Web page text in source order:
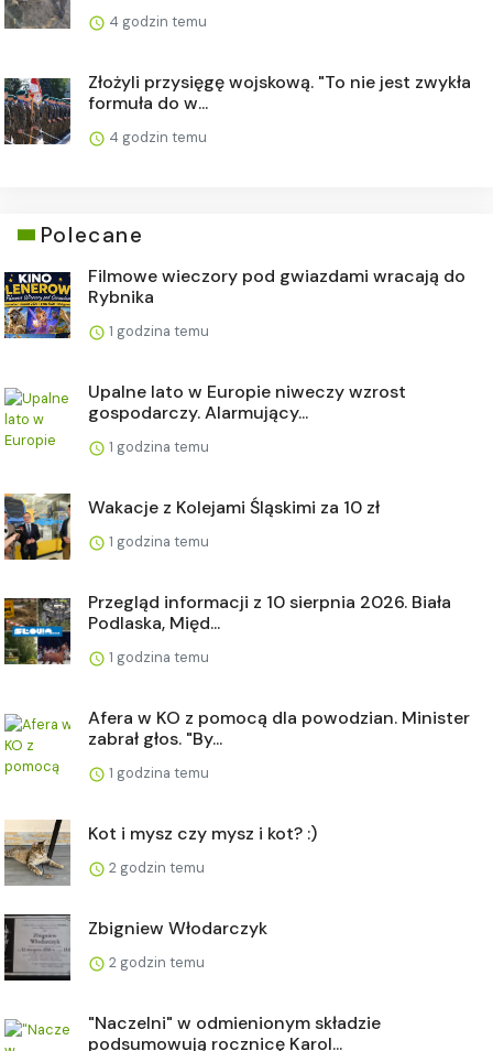
4 godzin temu
Złożyli przysięgę wojskową. "To nie jest zwykła
formuła do w...
4 godzin temu
Polecane
Filmowe wieczory pod gwiazdami wracają do
Rybnika
1 godzina temu
Upalne lato w Europie niweczy wzrost
gospodarczy. Alarmujący...
1 godzina temu
Wakacje z Kolejami Śląskimi za 10 zł
1 godzina temu
Przegląd informacji z 10 sierpnia 2026. Biała
Podlaska, Międ...
1 godzina temu
Afera w KO z pomocą dla powodzian. Minister
zabrał głos. "By...
1 godzina temu
Kot i mysz czy mysz i kot? :)
2 godzin temu
Zbigniew Włodarczyk
2 godzin temu
"Naczelni" w odmienionym składzie
podsumowują rocznicę Karol...